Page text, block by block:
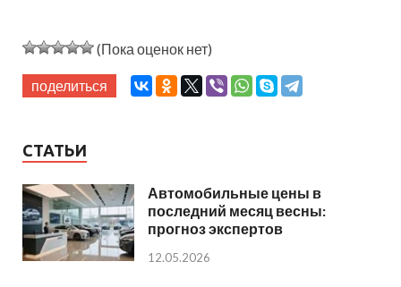
(Пока оценок нет)
поделиться
СТАТЬИ
Автомобильные цены в
последний месяц весны:
прогноз экспертов
12.05.2026